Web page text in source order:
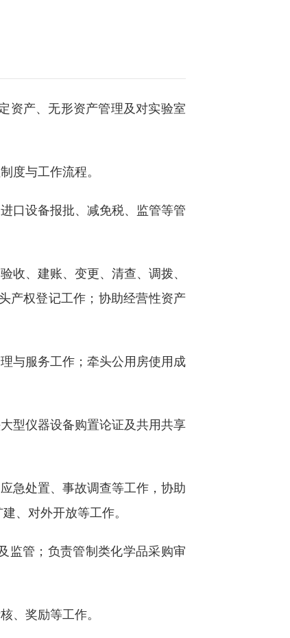
资产、无形资产管理及对实验室
度与工作流程。
口设备报批、减免税、监管等管
收、建账、变更、清查、调拨、
产权登记工作；协助经营性资产
与服务工作；牵头公用房使用成
型仪器设备购置论证及共用共享
急处置、事故调查等工作，协助
、对外开放等工作。
监管；负责管制类化学品采购审
、奖励等工作。